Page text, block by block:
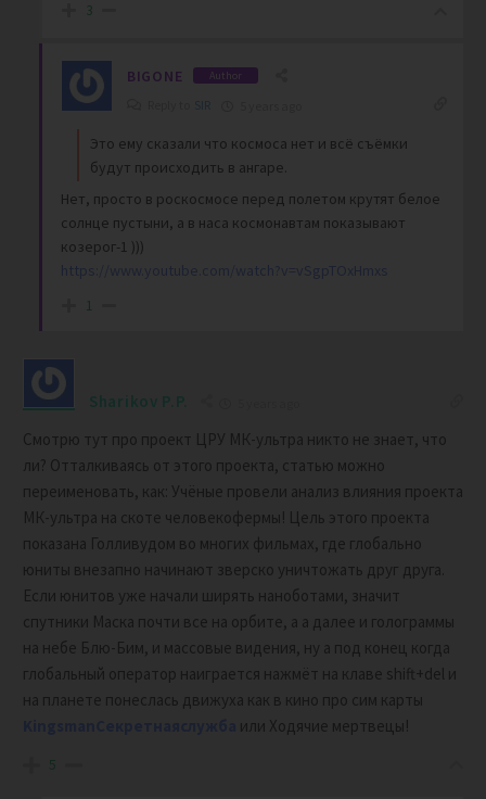
3
BIGONE Author
SIR
Это ему сказали что космоса нет и всё съёмки
будут происходить в ангаре.
Нет, просто в роскосмосе перед полетом крутят белое
солнце пустыни, а в наса космонавтам показывают
козерог-1 )))
https://www.youtube.com/watch?v=vSgpTOxHmxs
1
Sharikov P.P.
Смотрю тут про проект ЦРУ МК-ультра никто не знает, что
ли? Отталкиваясь от этого проекта, статью можно
переименовать, как: Учёные провели анализ влияния проекта
МК-ультра на скоте человекофермы! Цель этого проекта
показана Голливудом во многих фильмах, где глобально
юниты внезапно начинают зверско уничтожать друг друга.
Если юнитов уже начали ширять наноботами, значит
спутники Маска почти все на орбите, а а далее и голограммы
на небе Блю-Бим, и массовые видения, ну а под конец когда
глобальный оператор наиграется нажмёт на клаве shift+del и
на планете понеслась движуха как в кино про сим карты
или Ходячие мертвецы!
5